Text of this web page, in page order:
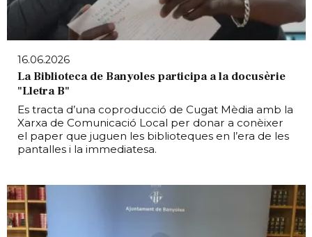
16.06.2026
La Biblioteca de Banyoles participa a la docusèrie
"Lletra B"
Es tracta d’una coproducció de Cugat Mèdia amb la
Xarxa de Comunicació Local per donar a conèixer
el paper que juguen les biblioteques en l’era de les
pantalles i la immediatesa.